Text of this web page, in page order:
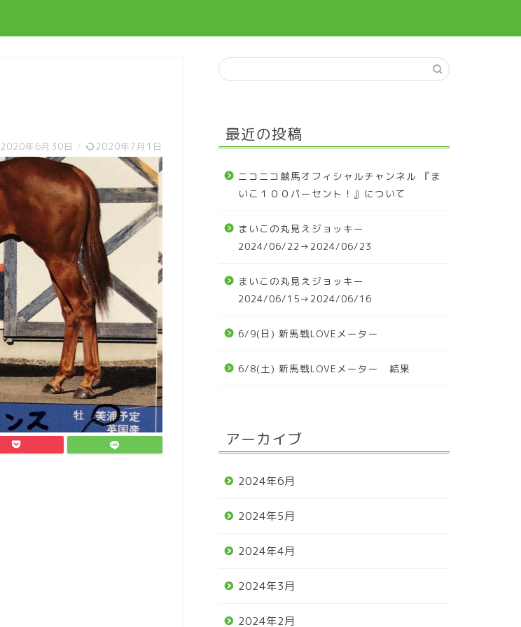
2020年6月30日 / 2020年7月1日
最近の投稿
ニコニコ競馬オフィシャルチャンネル 『ま
いこ１００パーセント！』について
まいこの丸見えジョッキー
2024/06/22→2024/06/23
まいこの丸見えジョッキー
2024/06/15→2024/06/16
6/9(日) 新馬戦LOVEメーター
6/8(土) 新馬戦LOVEメーター 結果
アーカイブ
2024年6月
2024年5月
2024年4月
2024年3月
2024年2月